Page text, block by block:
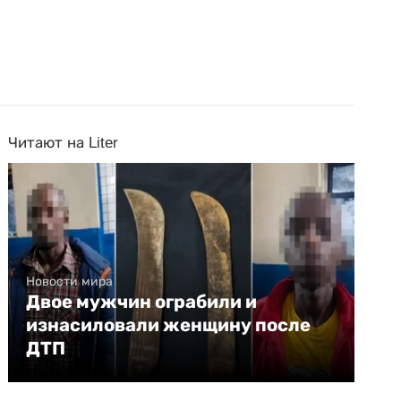
Читают на Liter
Новости мира
Двое мужчин ограбили и
изнасиловали женщину после
ДТП